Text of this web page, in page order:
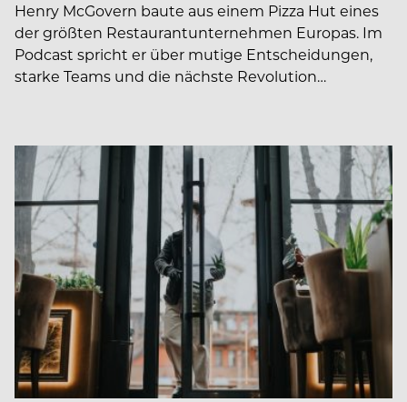
Henry McGovern baute aus einem Pizza Hut eines
der größten Restaurantunternehmen Europas. Im
Podcast spricht er über mutige Entscheidungen,
starke Teams und die nächste Revolution…